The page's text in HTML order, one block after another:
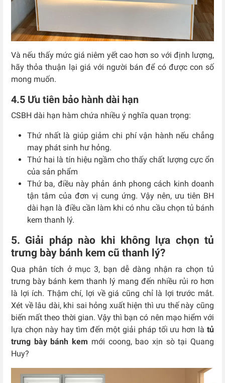
Và nếu thấy mức giá niêm yết cao hơn so với định lượng,
hãy thỏa thuận lại giá với người bán để có được con số
mong muốn.
4.5 Ưu tiên bảo hành dài hạn
CSBH dài hạn hàm chứa nhiều ý nghĩa quan trọng:
Thứ nhất là giúp giảm chi phí vận hành nếu chẳng
may phát sinh hư hỏng.
Thứ hai là tín hiệu ngầm cho thấy chất lượng cực ổn
của sản phẩm
Thứ ba, điều này phản ánh phong cách kinh doanh
tận tâm của đơn vị cung ứng. Vậy nên, ưu tiên BH
dài hạn là điều cần làm khi có nhu cầu chọn tủ bánh
kem thanh lý.
5. Giải pháp nào khi không lựa chọn tủ
trưng bày bánh kem cũ thanh lý?
Qua phân tích ở mục 3, bạn dễ dàng nhận ra chọn tủ
trưng bày bánh kem thanh lý mang đến nhiều rủi ro hơn
là lợi ích. Thậm chí, lợi về giá cũng chỉ là lợi trước mắt.
Xét về lâu dài, khi sai hỏng xuất hiện thì ưu thế này cũng
biến mất theo thời gian. Vậy thì bạn có nên mạo hiểm với
lựa chọn này hay tìm đến một giải pháp tối ưu hơn là tủ
trưng bày bánh kem mới coong, bao xịn sò tại Quang
Huy?